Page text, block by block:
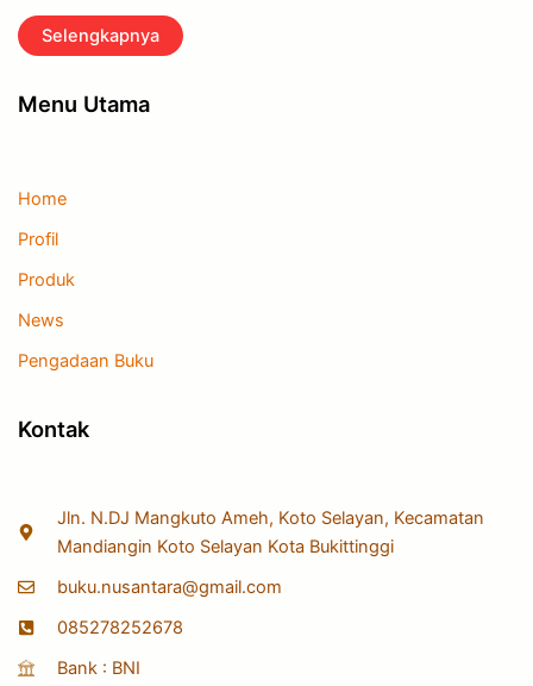
Selengkapnya
Menu Utama
Home
Profil
Produk
News
Pengadaan Buku
Kontak
Jln. N.DJ Mangkuto Ameh, Koto Selayan, Kecamatan
Mandiangin Koto Selayan Kota Bukittinggi
buku.nusantara@gmail.com
085278252678
Bank : BNI